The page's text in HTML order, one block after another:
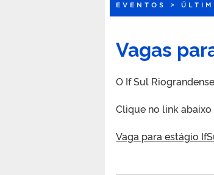
EVENTOS >
Vagas
O If Sul
Clique no link
Vaga para estágio